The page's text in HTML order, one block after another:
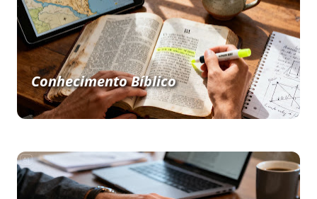
Conhecimento Bíblico